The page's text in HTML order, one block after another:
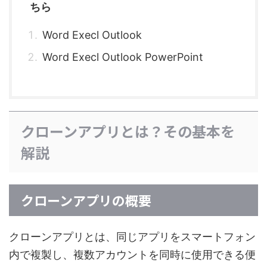
ちら
Word Execl Outlook
Word Execl Outlook PowerPoint
クローンアプリとは？その基本を
解説
クローンアプリの概要
クローンアプリとは、同じアプリをスマートフォン
内で複製し、複数アカウントを同時に使用できる便